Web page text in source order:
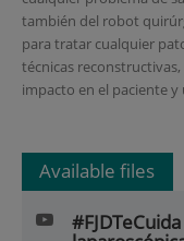
también del robot
para tratar cualquier
técnicas
impacto en el paciente
Available files